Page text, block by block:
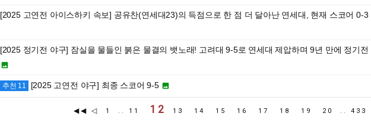
[2025 고연전 아이스하키 속보] 공유찬(연세대23)의 득점으로 한 점 더 달아난 연세대, 현재 스코어 0-3
[2025 정기전 야구] 잠실을 물들인 붉은 물결의 뱃노래! 고려대 9-5로 연세대 제압하며 9년 만에 정기전

추천 11 [2025 고연전 야구] 최종 스코어 9-5 
◀◀ ◁ 1 .. 11 12 13 14 15 16 17 18 19 20 .. 433